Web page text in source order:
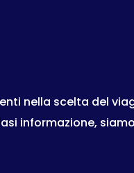
nella scelta del
informazione,